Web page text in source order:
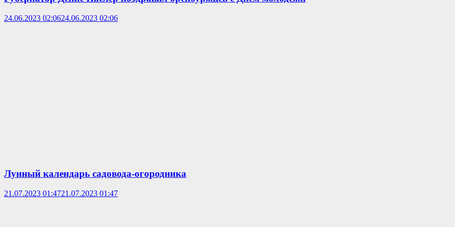
24.06.2023 02:0624.06.2023 02:06
Лунный календарь садовода-огородника
21.07.2023 01:4721.07.2023 01:47